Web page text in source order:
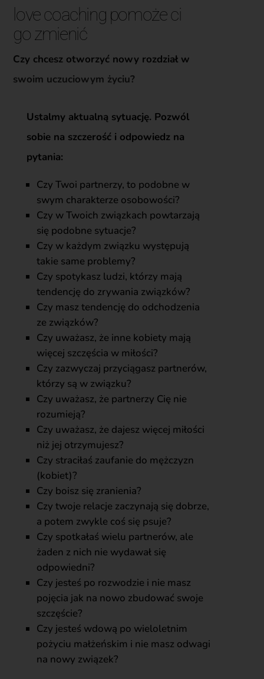
love coaching pomoże ci
go zmienić
Czy chcesz otworzyć nowy rozdział w
swoim uczuciowym życiu?
Ustalmy aktualną sytuację. Pozwól
sobie na szczerość i odpowiedz na
pytania:
Czy Twoi partnerzy, to podobne w
swym charakterze osobowości?
Czy w Twoich związkach powtarzają
się podobne sytuacje?
Czy w każdym związku występują
takie same problemy?
Czy spotykasz ludzi, którzy mają
tendencję do zrywania związków?
Czy masz tendencję do odchodzenia
ze związków?
Czy uważasz, że inne kobiety mają
więcej szczęścia w miłości?
Czy zazwyczaj przyciągasz partnerów,
którzy są w związku?
Czy uważasz, że partnerzy Cię nie
rozumieją?
Czy uważasz, że dajesz więcej miłości
niż jej otrzymujesz?
Czy straciłaś zaufanie do mężczyzn
(kobiet)?
Czy boisz się zranienia?
Czy twoje relacje zaczynają się dobrze,
a potem zwykle coś się psuje?
Czy spotkałaś wielu partnerów, ale
żaden z nich nie wydawał się
odpowiedni?
Czy jesteś po rozwodzie i nie masz
pojęcia jak na nowo zbudować swoje
szczęście?
Czy jesteś wdową po wieloletnim
pożyciu małżeńskim i nie masz odwagi
na nowy związek?